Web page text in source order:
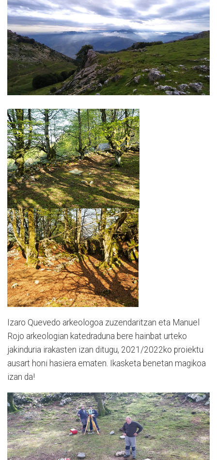
Izaro Quevedo arkeologoa zuzendaritzan eta Manuel
Rojo arkeologian katedraduna bere hainbat urteko
jakinduria irakasten izan ditugu, 2021/2022ko proiektu
ausart honi hasiera ematen. Ikasketa benetan magikoa
izan da!